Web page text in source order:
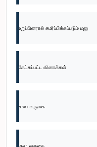
உறுப்பினரால் சமர்ப்பிக்கப்படும் மனு
கேட்கப்பட்ட வினாக்கள்
சபை வருகை
குழு வருகை